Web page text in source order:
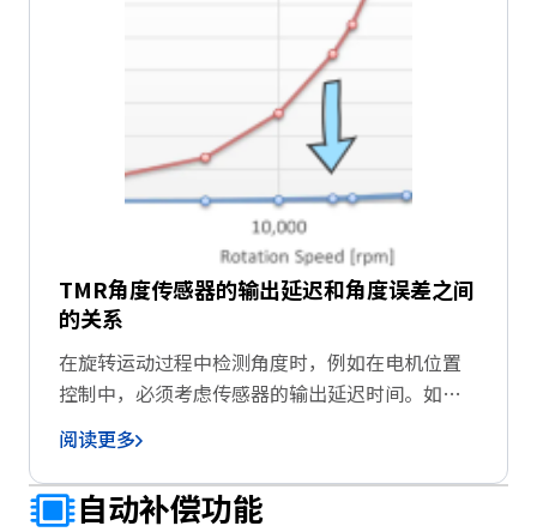
TMR角度传感器的输出延迟和角度误差之间
的关系
在旋转运动过程中检测角度时，例如在电机位置
控制中，必须考虑传感器的输出延迟时间。如果
使用响应差的传感器，则在相对于真实角度的输
出延迟时间内观察过去的角度信息，并且基于过
去角度信息的控制可能会导致电机噪音的产生。
阅读更多
自动补偿功能